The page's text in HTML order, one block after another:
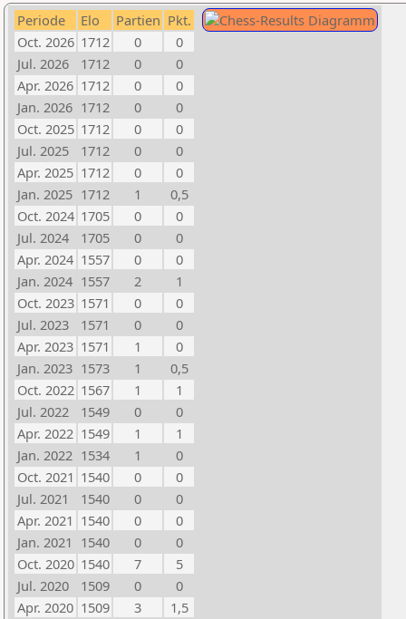
Periode Elo Partien Pkt.
Oct. 2026 1712 0
0
Jul. 2026
1712 0
0
Apr. 2026 1712 0
0
Jan. 2026 1712 0
0
Oct. 2025 1712 0
0
Jul. 2025
1712 0
0
Apr. 2025 1712 0
0
Jan. 2025 1712 1
0,5
Oct. 2024 1705 0
0
Jul. 2024
1705 0
0
Apr. 2024 1557 0
0
Jan. 2024 1557 2
1
Oct. 2023 1571 0
0
Jul. 2023
1571 0
0
Apr. 2023 1571 1
0
Jan. 2023 1573 1
0,5
Oct. 2022 1567 1
1
Jul. 2022
1549 0
0
Apr. 2022 1549 1
1
Jan. 2022 1534 1
0
Oct. 2021 1540 0
0
Jul. 2021
1540 0
0
Apr. 2021 1540 0
0
Jan. 2021 1540 0
0
Oct. 2020 1540 7
5
Jul. 2020
1509 0
0
Apr. 2020 1509 3
1,5